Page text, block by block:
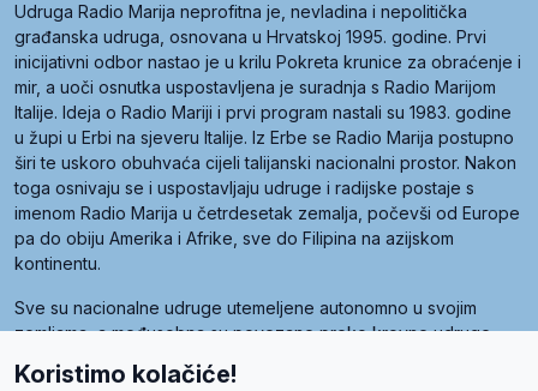
Udruga Radio Marija neprofitna je, nevladina i nepolitička
građanska udruga, osnovana u Hrvatskoj 1995. godine. Prvi
inicijativni odbor nastao je u krilu Pokreta krunice za obraćenje i
mir, a uoči osnutka uspostavljena je suradnja s Radio Marijom
Italije. Ideja o Radio Mariji i prvi program nastali su 1983. godine
u župi u Erbi na sjeveru Italije. Iz Erbe se Radio Marija postupno
širi te uskoro obuhvaća cijeli talijanski nacionalni prostor. Nakon
toga osnivaju se i uspostavljaju udruge i radijske postaje s
imenom Radio Marija u četrdesetak zemalja, počevši od Europe
pa do obiju Amerika i Afrike, sve do Filipina na azijskom
kontinentu.
Sve su nacionalne udruge utemeljene autonomno u svojim
zemljama, a međusobna su povezane preko krovne udruge
Radio Maria). Svjetsku obitelj utemeljilo je sedam članica, među
Koristimo kolačiće!